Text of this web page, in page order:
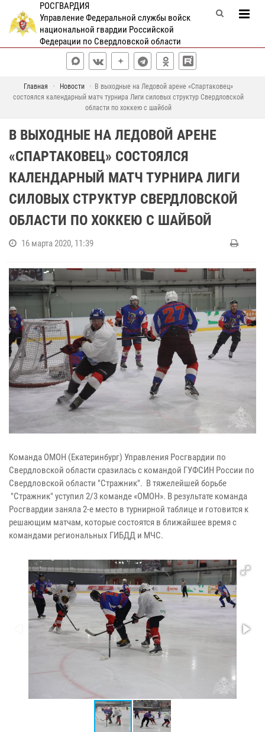
РОСГВАРДИЯ
Управление Федеральной службы войск
национальной гвардии Российской
Федерации по Свердловской области
Главная Новости
В выходные на Ледовой арене «Спартаковец»
состоялся календарный матч турнира Лиги силовых структур Свердловской
области по хоккею с шайбой
В ВЫХОДНЫЕ НА ЛЕДОВОЙ АРЕНЕ
«СПАРТАКОВЕЦ» СОСТОЯЛСЯ
КАЛЕНДАРНЫЙ МАТЧ ТУРНИРА ЛИГИ
СИЛОВЫХ СТРУКТУР СВЕРДЛОВСКОЙ
ОБЛАСТИ ПО ХОККЕЮ С ШАЙБОЙ
16 марта 2020, 11:39
Команда ОМОН (Екатеринбург) Управления Росгвардии по
Свердловской области сразилась с командой ГУФСИН России по
Свердловской области "Стражник". В тяжелейшей борьбе
"Стражник" уступил 2/3 команде «ОМОН». В результате команда
Росгвардии заняла 2-е место в турнирной таблице и готовится к
решающим матчам, которые состоятся в ближайшее время с
командами региональных ГИБДД и МЧС.